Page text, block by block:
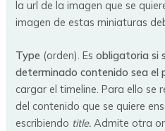
la url de la imagen que se
imagen de estas miniaturas
Type (orden). Esobligatoria si
determinado contenido sea el
cargar el timeline. Para ello se
del contenido que se quiere
escribiendo title. Admite otra